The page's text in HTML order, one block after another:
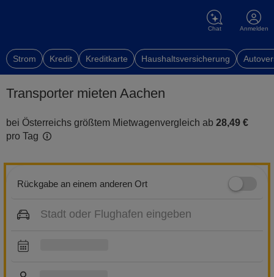
Chat Anmelden
Strom Kredit Kreditkarte Haushaltsversicherung
Transporter mieten Aachen
bei Österreichs größtem Mietwagenvergleich ab 28,49 €
pro Tag
Rückgabe an einem anderen Ort